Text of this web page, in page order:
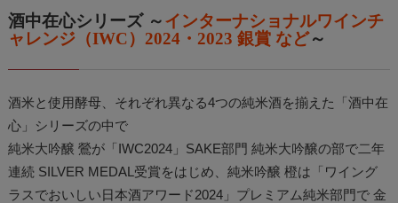
酒中在心シリーズ ～インターナショナルワインチ
ャレンジ（IWC）2024・2023 銀賞 など～
酒米と使用酵母、それぞれ異なる4つの純米酒を揃えた「酒中在
心」シリーズの中で
純米大吟醸 鶯が「IWC2024」SAKE部門 純米大吟醸の部で二年
連続 SILVER MEDAL受賞をはじめ、純米吟醸 橙は「ワイング
ラスでおいしい日本酒アワード2024」プレミアム純米部門で 金